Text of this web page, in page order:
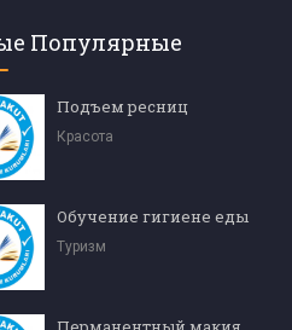
Популярные
Подъем ресниц
Красота
Обучение гигиене еды
Туризм